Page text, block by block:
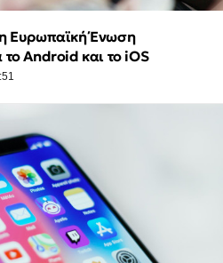
Ευρωπαϊκή Ένωση
το Android και το iOS